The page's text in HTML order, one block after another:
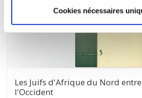
Cookies nécessaires
Les Juifs d'Afrique du Nord
l'Occident